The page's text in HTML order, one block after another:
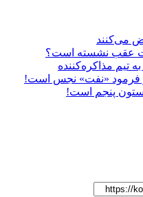
می‌کنند
عقب نشسته است؟
تیم مذاکره‌کننده
فرمود «نفت» نجس است!
پنجم است!